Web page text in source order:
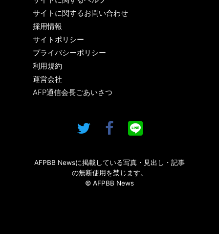
サイトに関するお問い合わせ
採用情報
サイトポリシー
プライバシーポリシー
利用規約
運営会社
AFP通信会長ごあいさつ
AFPBB Newsに掲載している写真・見出し・記事
の無断使用を禁じます。
© AFPBB News